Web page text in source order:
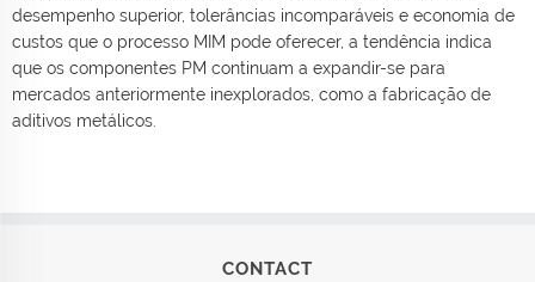
desempenho superior, tolerâncias incomparáveis e economia de
custos que o processo MIM pode oferecer, a tendência indica
que os componentes PM continuam a expandir-se para
mercados anteriormente inexplorados, como a fabricação de
aditivos metálicos.
CONTACT